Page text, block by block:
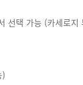
선택 가능 (카세로지
)